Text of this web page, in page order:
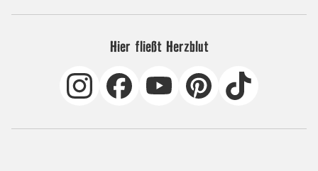
Hier fließt Herzblut